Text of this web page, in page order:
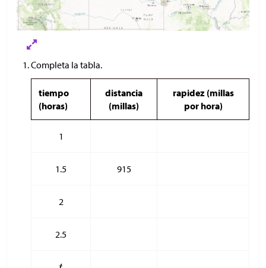
Completa la tabla.
tiempo
(horas)
distancia
(millas)
rapidez (millas
por hora)
1
1.5 915
2
2.5